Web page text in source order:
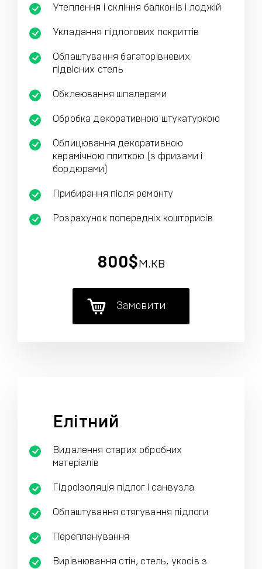
Утеплення і скління балконів і лоджій
Укладання підлогових покриттів
Облаштування багаторівневих
підвісних стель
Обклеювання шпалерами
Обробка декоративною штукатуркою
Облицювання декоративною
керамічною плиткою (з фризами і
бордюрами)
Прибирання після ремонту
Розрахунок попередніх кошторисів
800$м.кв
Замовити
Елітний
Видалення старих обробних
матеріалів
Гідроізоляція підлог і санвузла
Облаштування стягування підлоги
Перепланування
Вирівнювання стін, стель, укосів з